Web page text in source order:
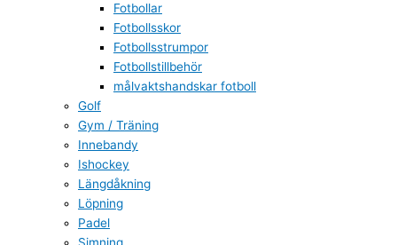
Fotbollar
Fotbollsskor
Fotbollsstrumpor
Fotbollstillbehör
målvaktshandskar fotboll
Golf
Gym / Träning
Innebandy
Ishockey
Längdåkning
Löpning
Padel